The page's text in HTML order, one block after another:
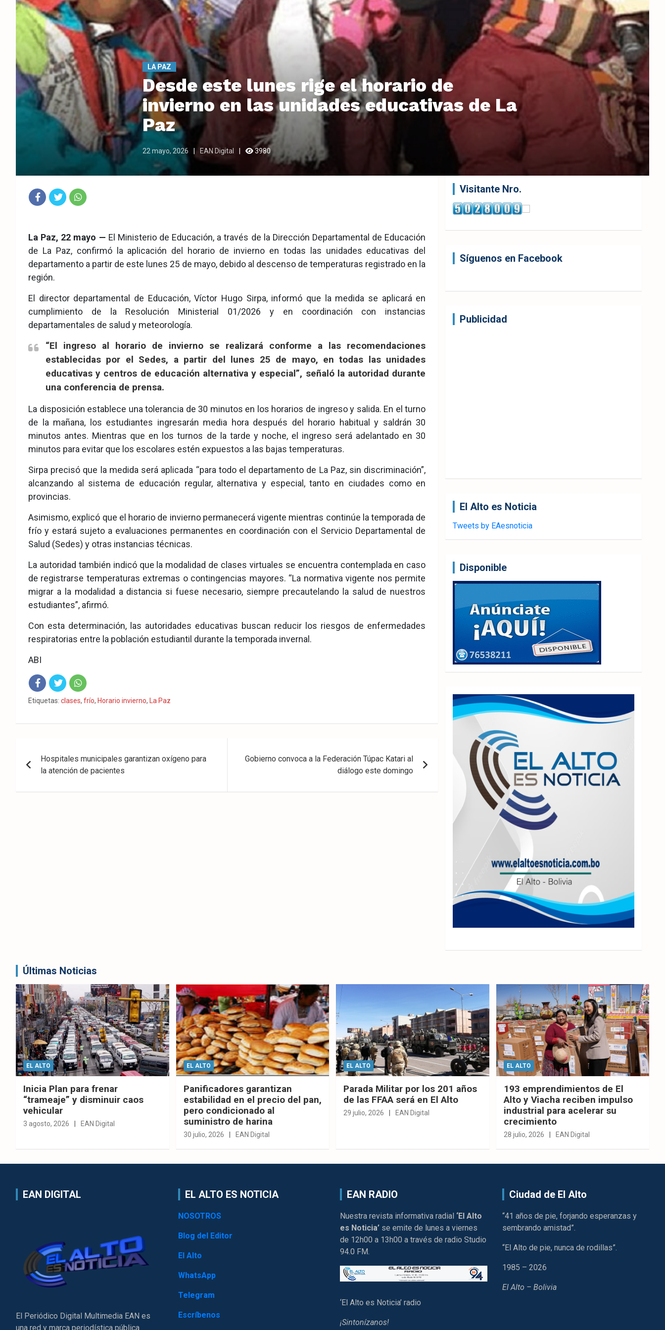
LA PAZ
Desde este lunes rige el horario de
invierno en las unidades educativas de La
Paz
22 mayo, 2026 EAN Digital 3980
ook
tsA
pp
La Paz, 22 mayo — El Ministerio de Educación, a través de la Dirección Departamental de Educación
de La Paz, confirmó la aplicación del horario de invierno en todas las unidades educativas del
departamento a partir de este lunes 25 de mayo, debido al descenso de temperaturas registrado en la
región.
El director departamental de Educación, Víctor Hugo Sirpa, informó que la medida se aplicará en
cumplimiento de la Resolución Ministerial 01/2026 y en coordinación con instancias
departamentales de salud y meteorología.
“El ingreso al horario de invierno se realizará conforme a las recomendaciones
establecidas por el Sedes, a partir del lunes 25 de mayo, en todas las unidades
educativas y centros de educación alternativa y especial”, señaló la autoridad durante
una conferencia de prensa.
La disposición establece una tolerancia de 30 minutos en los horarios de ingreso y salida. En el turno
de la mañana, los estudiantes ingresarán media hora después del horario habitual y saldrán 30
minutos antes. Mientras que en los turnos de la tarde y noche, el ingreso será adelantado en 30
minutos para evitar que los escolares estén expuestos a las bajas temperaturas.
Sirpa precisó que la medida será aplicada “para todo el departamento de La Paz, sin discriminación”,
alcanzando al sistema de educación regular, alternativa y especial, tanto en ciudades como en
provincias.
Asimismo, explicó que el horario de invierno permanecerá vigente mientras continúe la temporada de
frío y estará sujeto a evaluaciones permanentes en coordinación con el Servicio Departamental de
Salud (Sedes) y otras instancias técnicas.
La autoridad también indicó que la modalidad de clases virtuales se encuentra contemplada en caso
de registrarse temperaturas extremas o contingencias mayores. “La normativa vigente nos permite
migrar a la modalidad a distancia si fuese necesario, siempre precautelando la salud de nuestros
estudiantes”, afirmó.
Con esta determinación, las autoridades educativas buscan reducir los riesgos de enfermedades
respiratorias entre la población estudiantil durante la temporada invernal.
ABI
Fac Twit Wha
Etiquetas: clases, frío, Horario invierno, La Paz
de
Hospitales municipales garantizan oxígeno para
la atención de pacientes
Gobierno convoca a la Federación Túpac Katari al
diálogo este domingo
Visitante Nro.
Síguenos en Facebook
Publicidad
El Alto es Noticia
Tweets by EAesnoticia
Disponible
Últimas Noticias
EL ALTO
Inicia Plan para frenar
“trameaje” y disminuir caos
vehicular
3 agosto, 2026 EAN Digital
EL ALTO
Panificadores garantizan
estabilidad en el precio del pan,
pero condicionado al
suministro de harina
30 julio, 2026 EAN Digital
EL ALTO
Parada Militar por los 201 años
de las FFAA será en El Alto
29 julio, 2026 EAN Digital
EL ALTO
193 emprendimientos de El
Alto y Viacha reciben impulso
industrial para acelerar su
crecimiento
28 julio, 2026 EAN Digital
EAN DIGITAL
El Periódico Digital Multimedia EAN es
una red y marca periodística pública
EL ALTO ES NOTICIA
NOSOTROS
Blog del Editor
El Alto
WhatsApp
Telegram
Escríbenos
EAN RADIO
Nuestra revista informativa radial ‘El Alto
es Noticia’ se emite de lunes a viernes
de 12h00 a 13h00 a través de radio Studio
94.0 FM.
‘El Alto es Noticia’ radio
¡Sintonízanos!
Ciudad de El Alto
“41 años de pie, forjando esperanzas y
sembrando amistad”.
“El Alto de pie, nunca de rodillas”.
1985 – 2026
El Alto – Bolivia